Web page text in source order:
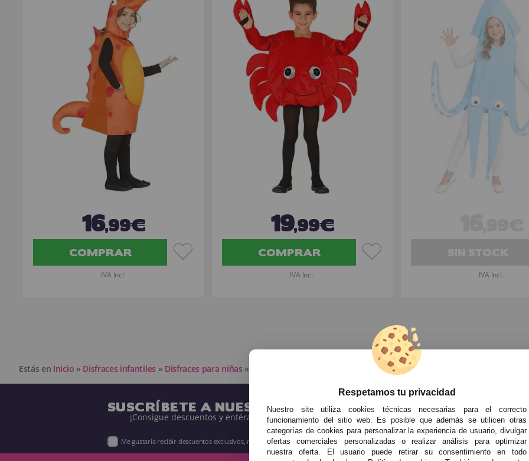
16,99€
COMPRAR
IVA Incl.
19,99€
COMPRAR
IVA Incl. IVA Incl.
Estás en Inicio » Disfraces infantiles » Disfraces para niñas » »Disfraces de Animales Marinos para
SUSCRÍBETE A NUESTRA NEWSLETTER
¡Consigue descuentos y entérate de todo antes que nadie!
Me gustaría recibir descuentos exclusivos, novedades y tendencias por e-mail. Puedo darme de baja cuando quiera según lo recogido en
Respetamos tu privacidad
Nuestro site utiliza cookies técnicas necesarias para el correcto
funcionamiento del sitio web. Es posible que además se utilicen otras
categorías de cookies para personalizar la experiencia de usuario, divulgar
ofertas comerciales personalizadas o realizar análisis para optimizar
nuestra oferta. El usuario puede retirar su consentimiento en todo